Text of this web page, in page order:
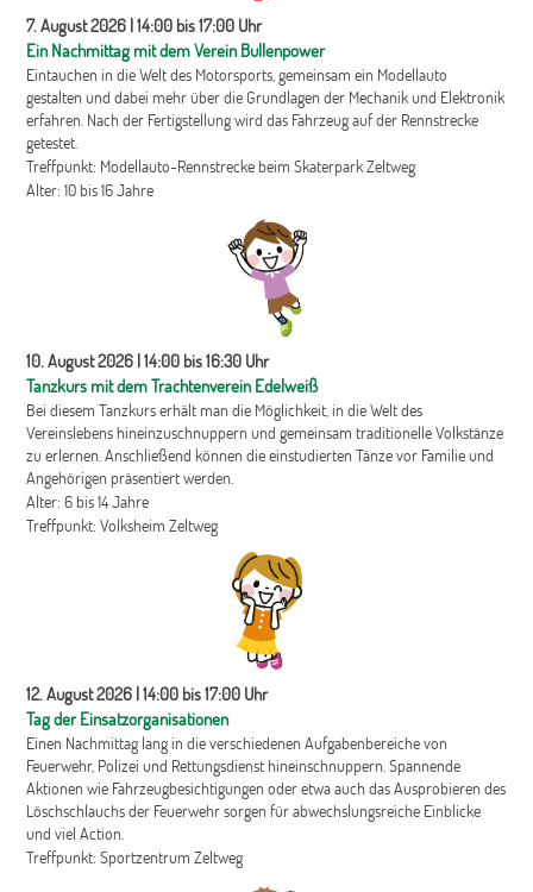
7. August 2026 | 14:00 bis 17:00 Uhr
Ein Nachmittag mit dem Verein Bullenpower
Eintauchen in die Welt des Motorsports, gemeinsam ein Modellauto
gestalten und dabei mehr über die Grundlagen der Mechanik und Elektronik
erfahren. Nach der Fertigstellung wird das Fahrzeug auf der Rennstrecke
getestet.
Treffpunkt: Modellauto-Rennstrecke beim Skaterpark Zeltweg
Alter: 10 bis 16 Jahre
10. August 2026 | 14:00 bis 16:30 Uhr
Tanzkurs mit dem Trachtenverein Edelweiß
Bei diesem Tanzkurs erhält man die Möglichkeit, in die Welt des
Vereinslebens hineinzuschnuppern und gemeinsam traditionelle Volkstänze
zu erlernen. Anschließend können die einstudierten Tänze vor Familie und
Angehörigen präsentiert werden.
Alter: 6 bis 14 Jahre
Treffpunkt: Volksheim Zeltweg
12. August 2026 | 14:00 bis 17:00 Uhr
Tag derEinsatzorganisationen
Einen Nachmittag lang in die verschiedenen Aufgabenbereiche von
Feuerwehr, Polizei und Rettungsdienst hineinschnuppern. Spannende
Aktionen wie Fahrzeugbesichtigungen oder etwa auch das Ausprobieren des
Löschschlauchs der Feuerwehr sorgen für abwechslungsreiche Einblicke
und viel Action.
Treffpunkt: Sportzentrum Zeltweg